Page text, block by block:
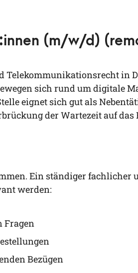
(m/​w/​d)
in
sich rund um digi­ta­le
eig­net sich gut als
der War­te­zeit auf
Ein stän­di­ger
werden:
Fragen
Bezügen